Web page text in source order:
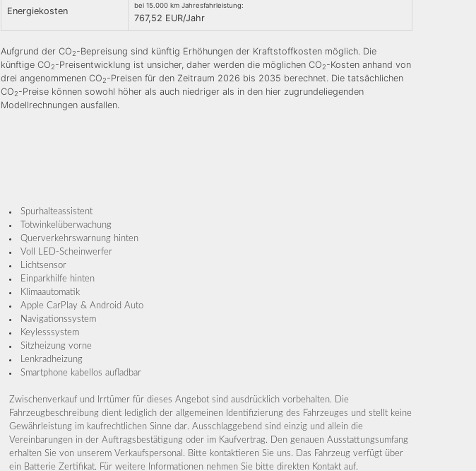
Energiekosten
bei 15.000 km Jahresfahrleistung:
767,52 EUR/Jahr
Aufgrund der CO2-Bepreisung sind künftig Erhöhungen der Kraftstoffkosten möglich. Die
künftige CO2-Preisentwicklung ist unsicher, daher werden die möglichen CO2-Kosten anhand von
drei angenommenen CO2-Preisen für den Zeitraum 2026 bis 2035 berechnet. Die tatsächlichen
CO2-Preise können sowohl höher als auch niedriger als in den hier zugrundeliegenden
Modellrechnungen ausfallen.
Spurhalteassistent
Totwinkelüberwachung
Querverkehrswarnung hinten
Voll LED-Scheinwerfer
Lichtsensor
Einparkhilfe hinten
Klimaautomatik
Apple CarPlay & Android Auto
Navigationssystem
Keylesssystem
Sitzheizung vorne
Lenkradheizung
Smartphone kabellos aufladbar
Zwischenverkauf und Irrtümer für dieses Angebot sind ausdrücklich vorbehalten. Die
Fahrzeugbeschreibung dient lediglich der allgemeinen Identifizierung des Fahrzeuges und stellt keine
Gewährleistung im kaufrechtlichen Sinne dar. Ausschlaggebend sind einzig und allein die
Vereinbarungen in der Auftragsbestätigung oder im Kaufvertrag. Den genauen Ausstattungsumfang
erhalten Sie von unserem Verkaufspersonal. Bitte kontaktieren Sie uns. Das Fahrzeug verfügt über
ein Batterie Zertifikat. Für weitere Informationen nehmen Sie bitte direkten Kontakt auf.